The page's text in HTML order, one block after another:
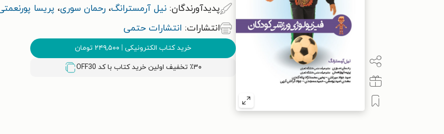
پدیدآورندگان: نیل آرمسترانگ، رحمان سوری، پریسا
انتشارات: انتشارات حتمی
خرید کتاب الکترونیکی | ۲۴۹,۵۰۰ تومان
٪۳۰ تخفیف اولین خرید کتاب با کد OFF30